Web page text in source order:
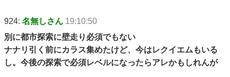
924: 名無しさん 19:10:50
別に都市探索に壁走り必須でもない
ナナリ引く前にカラス集めたけど、今はレクイエムもいる
し。今後の探索で必須レベルになったらアレかもしれんが